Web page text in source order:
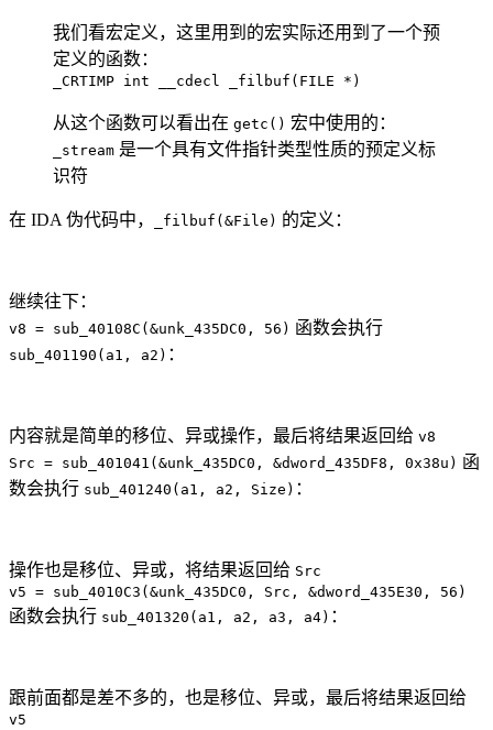
我们看宏定义，这里用到的宏实际还用到了一个预
定义的函数：
_CRTIMP int __cdecl _filbuf(FILE *)
从这个函数可以看出在 getc() 宏中使用的：
_stream 是一个具有文件指针类型性质的预定义标
识符
在 IDA 伪代码中， _filbuf(&File) 的定义：
继续往下：
v8 = sub_40108C(&unk_435DC0, 56) 函数会执行
sub_401190(a1, a2) ：
内容就是简单的移位、异或操作，最后将结果返回给 v8
Src = sub_401041(&unk_435DC0, &dword_435DF8, 0x38u) 函
数会执行 sub_401240(a1, a2, Size) ：
操作也是移位、异或，将结果返回给 Src
v5 = sub_4010C3(&unk_435DC0, Src, &dword_435E30, 56)
函数会执行 sub_401320(a1, a2, a3, a4) ：
跟前面都是差不多的，也是移位、异或，最后将结果返回给
v5